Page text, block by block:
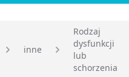
inne
Rodzaj
dysfunkcji
lub
schorzenia